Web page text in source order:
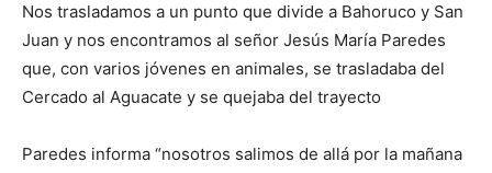
Nos trasladamos a un punto que divide a Bahoruco y San
Juan y nos encontramos al señor Jesús María Paredes
que, con varios jóvenes en animales, se trasladaba del
Cercado al Aguacate y se quejaba del trayecto
Paredes informa “nosotros salimos de allá por la mañana